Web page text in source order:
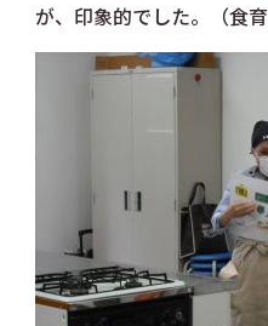
が、印象的でした。（食育